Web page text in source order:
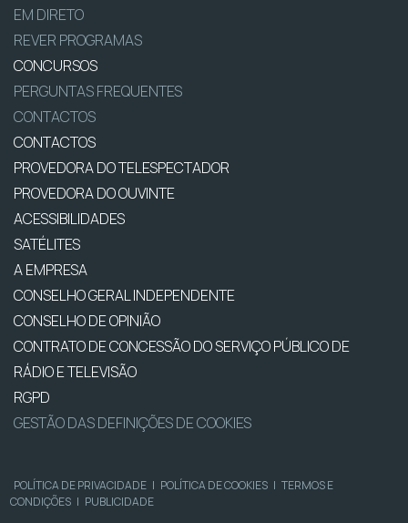
EM DIRETO
REVER PROGRAMAS
CONCURSOS
PERGUNTAS FREQUENTES
CONTACTOS
CONTACTOS
PROVEDORA DO TELESPECTADOR
PROVEDORA DO OUVINTE
ACESSIBILIDADES
SATÉLITES
A EMPRESA
CONSELHO GERAL INDEPENDENTE
CONSELHO DE OPINIÃO
CONTRATO DE CONCESSÃO DO SERVIÇO PÚBLICO DE
RÁDIO E TELEVISÃO
RGPD
GESTÃO DAS DEFINIÇÕES DE COOKIES
POLÍTICA DE PRIVACIDADE | POLÍTICA DE COOKIES | TERMOS E
CONDIÇÕES | PUBLICIDADE